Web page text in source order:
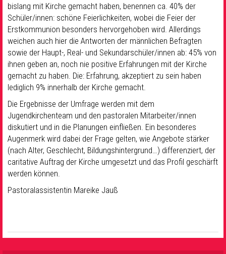
bislang mit Kirche gemacht haben, benennen ca. 40% der
Schüler/innen: schöne Feierlichkeiten, wobei die Feier der
Erstkommunion besonders hervorgehoben wird. Allerdings
weichen auch hier die Antworten der männlichen Befragten
sowie der Haupt-, Real- und Sekundarschüler/innen ab: 45% von
ihnen geben an, noch nie positive Erfahrungen mit der Kirche
gemacht zu haben. Die: Erfahrung, akzeptiert zu sein haben
lediglich 9% innerhalb der Kirche gemacht.
Die Ergebnisse der Umfrage werden mit dem
Jugendkirchenteam und den pastoralen Mitarbeiter/innen
diskutiert und in die Planungen einfließen. Ein besonderes
Augenmerk wird dabei der Frage gelten, wie Angebote stärker
(nach Alter, Geschlecht, Bildungshintergrund…) differenziert, der
caritative Auftrag der Kirche umgesetzt und das Profil geschärft
werden können.
Pastoralassistentin Mareike Jauß